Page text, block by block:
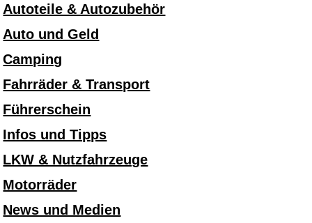
Autoteile & Autozubehör
Auto und Geld
Camping
Fahrräder & Transport
Führerschein
Infos und Tipps
LKW & Nutzfahrzeuge
Motorräder
News und Medien